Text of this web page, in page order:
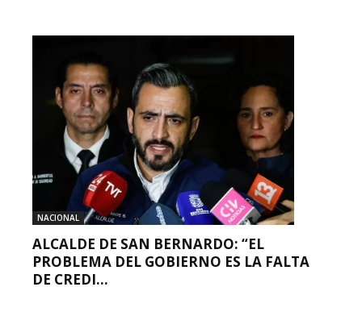
NACIONAL
ALCALDE DE SAN BERNARDO: “EL
PROBLEMA DEL GOBIERNO ES LA FALTA
DE CREDI...